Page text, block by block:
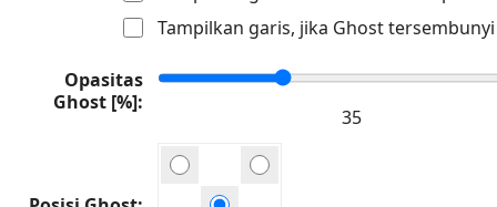
Tampilkan garis, jika Ghost tersembunyi
Opasitas
Ghost [%]